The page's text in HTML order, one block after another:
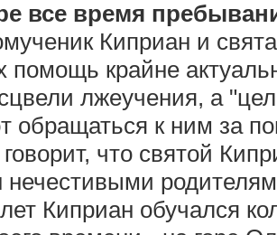
все время
Киприан и
помощь крайне
лжеучения, а
обращаться к ним за
что святой
нечестивыми
Киприан обучался